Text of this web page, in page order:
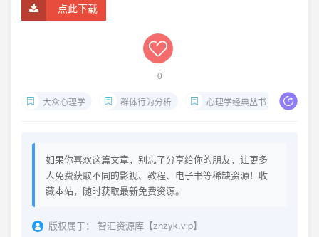
点此下载
0
大众心理学 群体行为分析 心理学经典丛书
如果你喜欢这篇文章，别忘了分享给你的朋友，让更多
人免费获取不同的影视、教程、电子书等稀缺资源！收
藏本站，随时获取最新免费资源。
版权属于：
智汇资源库【zhzyk.vip】